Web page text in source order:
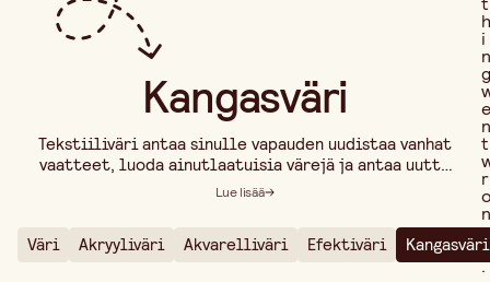
Kangasväri
Tekstiiliväri antaa sinulle vapauden uudistaa vanhat
vaatteet, luoda ainutlaatuisia värejä ja antaa uutta
eloa tylsille tekstiileille. Kylmä- ja kuumavärjäys
tekniikka luovat kuvioituja väriefektejä. On tärkeää
valita oikea väri oikealle materiaalille. Meillä on
tekstiilivärejä Simplicolilta, Dylonilta ja
Lue lisää
Väri Akryyliväri Akvarelliväri Efektiväri Kangasväri
h
i
n
g
e
n
t
r
n
g
..
.